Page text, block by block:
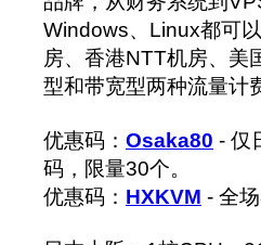
Windows、Linux都可
房、香港NTT机房、美
型和带宽型两种流量计
优惠码： Osaka80 - 仅
码，限量30个。
优惠码： HXKVM - 全